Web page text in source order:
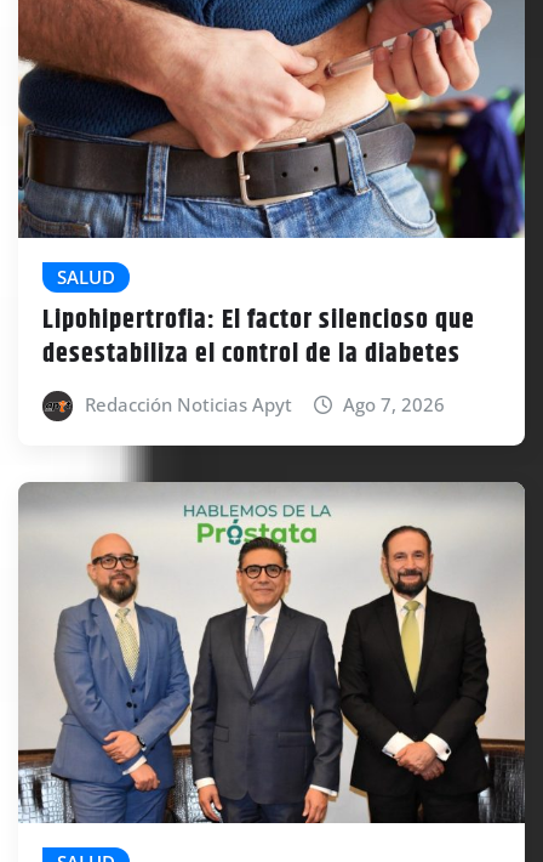
SALUD
Lipohipertrofia: El factor silencioso que
desestabiliza el control de la diabetes
Redacción Noticias Apyt Ago 7, 2026